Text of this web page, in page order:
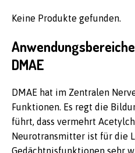
Keine Produkte gefunden.
DMAE
DMAE hat im Zentralen
Funktionen. Es regt die
führt, dass vermehrt
Neurotransmitter ist für die
Gedächtnisfunktionen sehr